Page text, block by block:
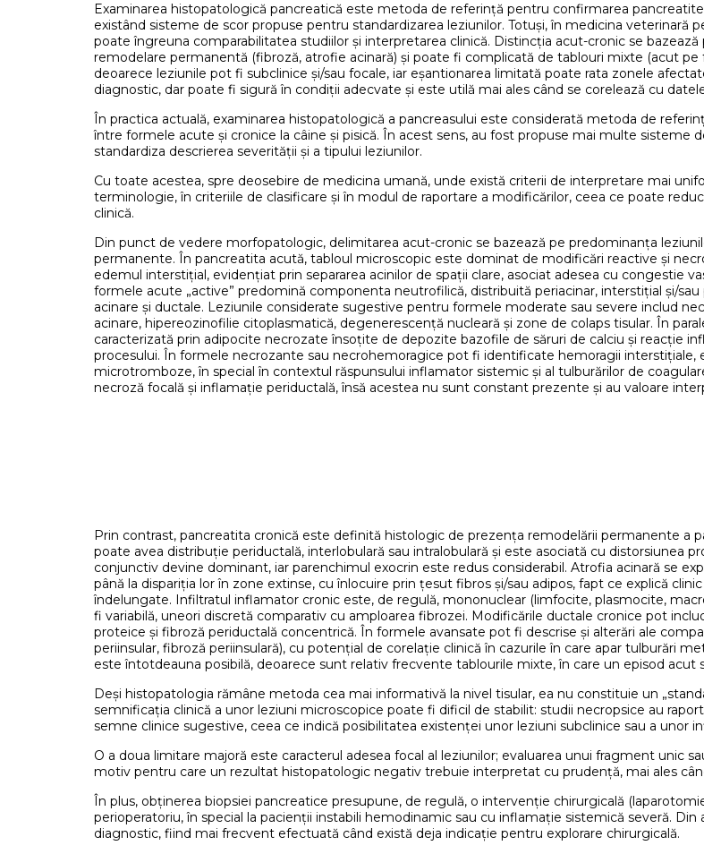
Examinarea histopatologică pancreatică este metoda de referință pentru confirmarea
existând sisteme de scor propuse pentru standardizarea leziunilor. Totuși, în medicina veterinară
poate îngreuna comparabilitatea studiilor și interpretarea clinică. Distincția acut-cronic se
remodelare permanentă (fibroză, atrofie acinară) și poate fi complicată de tablouri mixte (acut
deoarece leziunile pot fi subclinice și/sau focale, iar eșantionarea limitată poate rata zonele
diagnostic, dar poate fi sigură în condiții adecvate și este utilă mai ales când se corelează cu
În practica actuală, examinarea histopatologică a pancreasului este considerată metoda de
între formele acute și cronice la câine și pisică. În acest sens, au fost propuse mai multe sisteme
standardiza descrierea severității și a tipului leziunilor.
Cu toate acestea, spre deosebire de medicina umană, unde există criterii de interpretare mai
terminologie, în criteriile de clasificare și în modul de raportare a modificărilor, ceea ce poate
clinică.
Din punct de vedere morfopatologic, delimitarea acut-cronic se bazează pe predominanța
permanente. În pancreatita acută, tabloul microscopic este dominat de modificări reactive și
edemul interstițial, evidențiat prin separarea acinilor de spații clare, asociat adesea cu congestie
formele acute „active” predomină componenta neutrofilică, distribuită periacinar, interstițial și/
acinare și ductale. Leziunile considerate sugestive pentru formele moderate sau severe includ
acinare, hipereozinofilie citoplasmatică, degenerescență nucleară și zone de colaps tisular. În
caracterizată prin adipocite necrozate însoțite de depozite bazofile de săruri de calciu și reacție
procesului. În formele necrozante sau necrohemoragice pot fi identificate hemoragii interstițiale,
microtromboze, în special în contextul răspunsului inflamator sistemic și al tulburărilor de
necroză focală și inflamație periductală, însă acestea nu sunt constant prezente și au valoare
Prin contrast, pancreatita cronică este definită histologic de prezența remodelării permanente a
poate avea distribuție periductală, interlobulară sau intralobulară și este asociată cu distorsiunea
conjunctiv devine dominant, iar parenchimul exocrin este redus considerabil. Atrofia acinară se
până la dispariția lor în zone extinse, cu înlocuire prin țesut fibros și/sau adipos, fapt ce explică
îndelungate. Infiltratul inflamator cronic este, de regulă, mononuclear (limfocite, plasmocite,
fi variabilă, uneori discretă comparativ cu amploarea fibrozei. Modificările ductale cronice pot
proteice și fibroză periductală concentrică. În formele avansate pot fi descrise și alterări ale
periinsular, fibroză periinsulară), cu potențial de corelație clinică în cazurile în care apar tulburări
este întotdeauna posibilă, deoarece sunt relativ frecvente tablourile mixte, în care un episod
Deși histopatologia rămâne metoda cea mai informativă la nivel tisular, ea nu constituie un
semnificația clinică a unor leziuni microscopice poate fi dificil de stabilit: studii necropsice au
semne clinice sugestive, ceea ce indică posibilitatea existenței unor leziuni subclinice sau a unor
O a doua limitare majoră este caracterul adesea focal al leziunilor; evaluarea unui fragment unic
motiv pentru care un rezultat histopatologic negativ trebuie interpretat cu prudență, mai ales
În plus, obținerea biopsiei pancreatice presupune, de regulă, o intervenție chirurgicală
perioperatoriu, în special la pacienții instabili hemodinamic sau cu inflamație sistemică severă.
diagnostic, fiind mai frecvent efectuată când există deja indicație pentru explorare chirurgicală.